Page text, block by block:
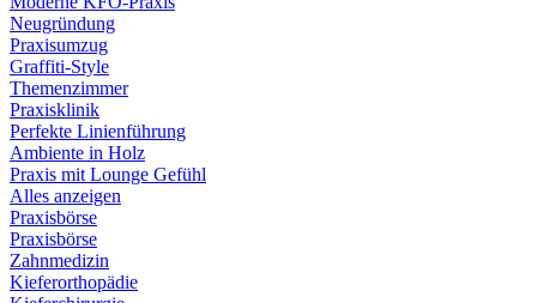
Neugründung
Praxisumzug
Graffiti-Style
Themenzimmer
Praxisklinik
Perfekte Linienführung
Ambiente in Holz
Praxis mit Lounge Gefühl
Alles anzeigen
Praxisbörse
Praxisbörse
Zahnmedizin
Kieferorthopädie